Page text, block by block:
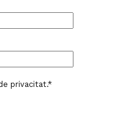
privacitat.*